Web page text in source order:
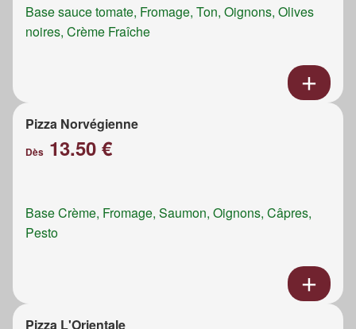
Base sauce tomate, Fromage, Ton, Oignons, Olives
noires, Crème Fraîche
Pizza Norvégienne
Dès 13.50 €
Base Crème, Fromage, Saumon, Oignons, Câpres,
Pesto
Pizza L'Orientale